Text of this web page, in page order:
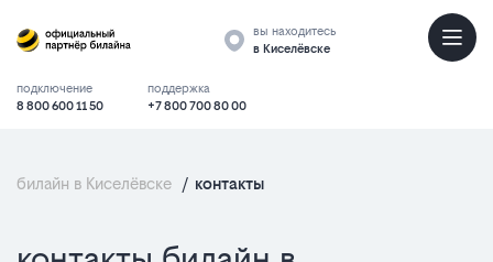
вы находитесь
в Киселёвске
подключение
8 800 600 11 50
поддержка
+7 800 700 80 00
билайн в Киселёвске / контакты